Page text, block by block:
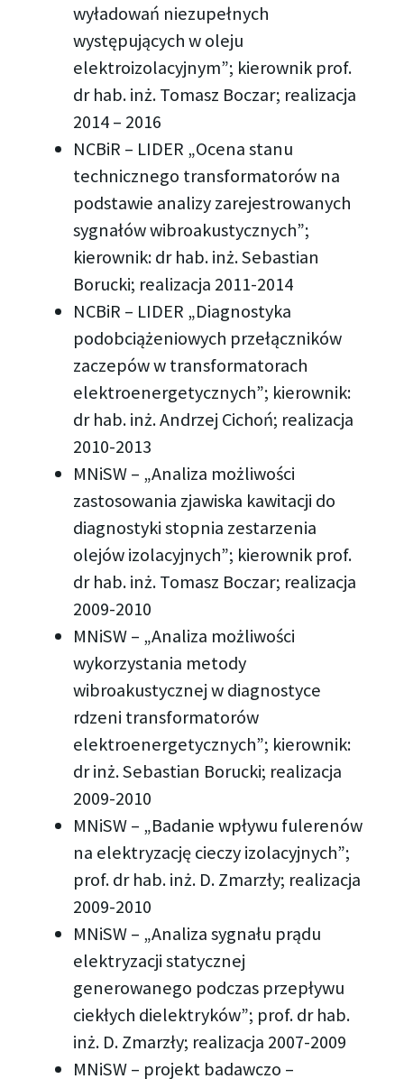
wyładowań niezupełnych
występujących w oleju
elektroizolacyjnym”; kierownik prof.
dr hab. inż. Tomasz Boczar; realizacja
2014 – 2016
NCBiR – LIDER „Ocena stanu
technicznego transformatorów na
podstawie analizy zarejestrowanych
sygnałów wibroakustycznych”;
kierownik: dr hab. inż. Sebastian
Borucki; realizacja 2011-2014
NCBiR – LIDER „Diagnostyka
podobciążeniowych przełączników
zaczepów w transformatorach
elektroenergetycznych”; kierownik:
dr hab. inż. Andrzej Cichoń; realizacja
2010-2013
MNiSW – „Analiza możliwości
zastosowania zjawiska kawitacji do
diagnostyki stopnia zestarzenia
olejów izolacyjnych”; kierownik prof.
dr hab. inż. Tomasz Boczar; realizacja
2009-2010
MNiSW – „Analiza możliwości
wykorzystania metody
wibroakustycznej w diagnostyce
rdzeni transformatorów
elektroenergetycznych”; kierownik:
dr inż. Sebastian Borucki; realizacja
2009-2010
MNiSW – „Badanie wpływu fulerenów
na elektryzację cieczy izolacyjnych”;
prof. dr hab. inż. D. Zmarzły; realizacja
2009-2010
MNiSW – „Analiza sygnału prądu
elektryzacji statycznej
generowanego podczas przepływu
ciekłych dielektryków”; prof. dr hab.
inż. D. Zmarzły; realizacja 2007-2009
MNiSW – projekt badawczo –